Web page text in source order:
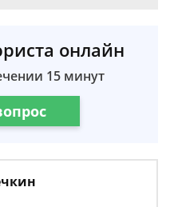
онлайн
15 минут